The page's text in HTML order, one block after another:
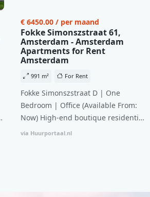
€ 6450.00 / per maand
Fokke Simonszstraat 61,
Amsterdam - Amsterdam
Apartments for Rent
Amsterdam
991 m² For Rent
Fokke Simonszstraat D | One
Bedroom | Office (Available From:
Now) High-end boutique residential
complex in De Pijp feautring an
via Huurportaal.nl